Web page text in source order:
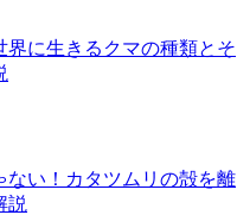
に生きるクマの種類とそ
ない！カタツムリの殻を離
説